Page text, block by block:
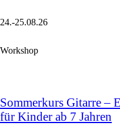
24.-25.08.26
Workshop
Sommerkurs Gitarre –
für Kinder ab 7 Jahren